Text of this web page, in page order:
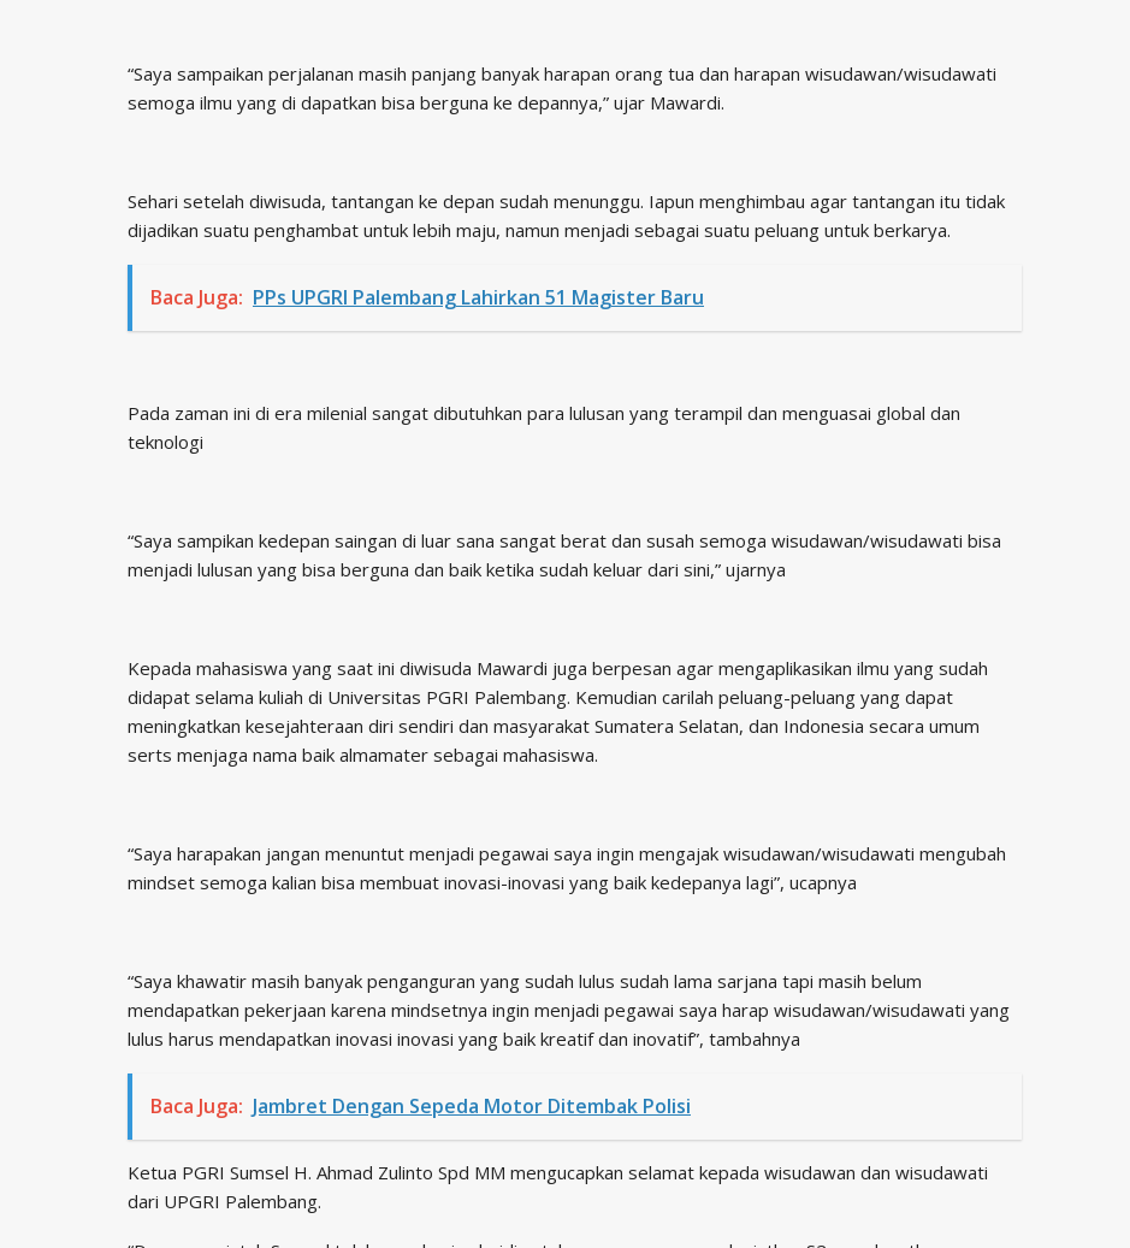
“Saya sampaikan perjalanan masih panjang banyak harapan orang tua dan harapan wisudawan/wisudawati
semoga ilmu yang di dapatkan bisa berguna ke depannya,” ujar Mawardi.
Sehari setelah diwisuda, tantangan ke depan sudah menunggu. Iapun menghimbau agar tantangan itu tidak
dijadikan suatu penghambat untuk lebih maju, namun menjadi sebagai suatu peluang untuk berkarya.
Baca Juga: PPs UPGRI Palembang Lahirkan 51 Magister Baru
Pada zaman ini di era milenial sangat dibutuhkan para lulusan yang terampil dan menguasai global dan
teknologi
“Saya sampikan kedepan saingan di luar sana sangat berat dan susah semoga wisudawan/wisudawati bisa
menjadi lulusan yang bisa berguna dan baik ketika sudah keluar dari sini,” ujarnya
Kepada mahasiswa yang saat ini diwisuda Mawardi juga berpesan agar mengaplikasikan ilmu yang sudah
didapat selama kuliah di Universitas PGRI Palembang. Kemudian carilah peluang-peluang yang dapat
meningkatkan kesejahteraan diri sendiri dan masyarakat Sumatera Selatan, dan Indonesia secara umum
serts menjaga nama baik almamater sebagai mahasiswa.
“Saya harapakan jangan menuntut menjadi pegawai saya ingin mengajak wisudawan/wisudawati mengubah
mindset semoga kalian bisa membuat inovasi-inovasi yang baik kedepanya lagi”, ucapnya
“Saya khawatir masih banyak penganguran yang sudah lulus sudah lama sarjana tapi masih belum
mendapatkan pekerjaan karena mindsetnya ingin menjadi pegawai saya harap wisudawan/wisudawati yang
lulus harus mendapatkan inovasi inovasi yang baik kreatif dan inovatif”, tambahnya
Baca Juga: Jambret Dengan Sepeda Motor Ditembak Polisi
Ketua PGRI Sumsel H. Ahmad Zulinto Spd MM mengucapkan selamat kepada wisudawan dan wisudawati
dari UPGRI Palembang.